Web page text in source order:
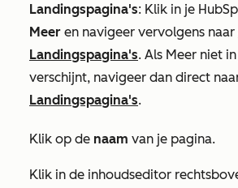
Landingspagina's: Klik in je
Meer en navigeer vervolgens naar
Landingspagina's. Als Meer niet
verschijnt, navigeer dan direct
Landingspagina's.
Klik op de naam van je pagina.
Klik in de inhoudseditor